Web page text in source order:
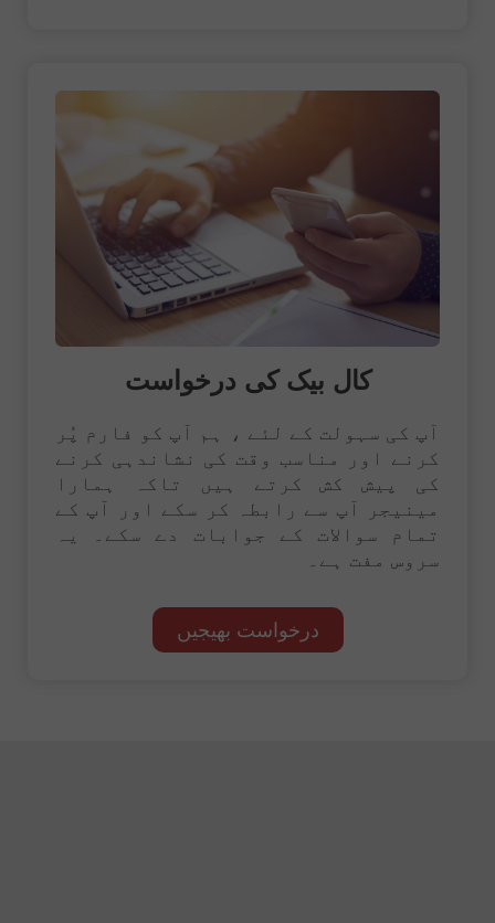
کال بیک کی درخواست
آپ کی سہولت کے لئے ، ہم آپ کو فارم پُر
کرنے اور مناسب وقت کی نشاندہی کرنے
کی پیش کش کرتے ہیں تاکہ ہمارا
مینیجر آپ سے رابطہ کر سکے اور آپ کے
تمام سوالات کے جوابات دے سکے۔ یہ
سروس مفت ہے۔
درخواست بھیجیں